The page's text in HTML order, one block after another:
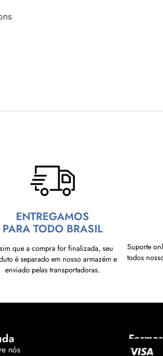
ENTREGAMOS
PARA TODO BRASIL
que a compra for finalizada, seu
é separado em nosso armazém e
enviado pelas transportadoras.
Suporte
todos
nós